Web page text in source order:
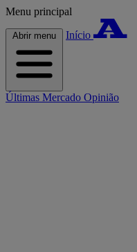
Menu principal
Abrir menu Início
Últimas Mercado Opinião